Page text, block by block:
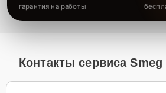
гарантия на работы
Контакты сервиса